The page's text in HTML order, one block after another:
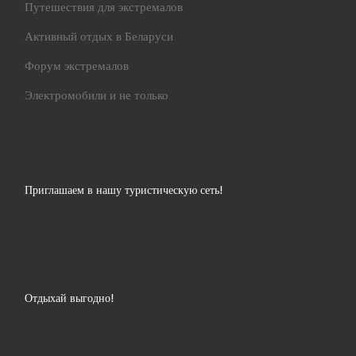
Путешествия для экстремалов
Активный отдых в Беларуси
Форум экстремалов
Электромобили и не только
Приглашаем в нашу туристическую сеть!
Отдыхай выгодно!